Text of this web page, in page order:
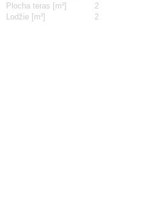
Plocha teras [m²]
2
Lodžie [m²]
2